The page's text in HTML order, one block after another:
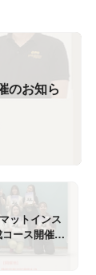
のお知ら
ットインス
ース開催の